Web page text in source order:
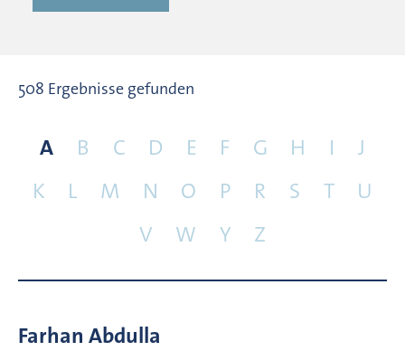
508 Ergebnisse gefunden
A B C D E F G H I
J
K
L M N O P R S T
U
V
W Y Z
Farhan Abdulla